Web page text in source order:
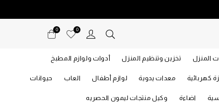
0
0
المنزل تخزين وتنظيم المنزل أدوات ولوازم المطبخ
كهربائية معدات يدوية لوازم أطفال العاب حيوانات
اضاءة وكيل منتجات ليمون الحصريه